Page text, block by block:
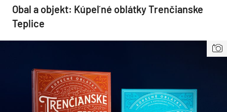
Obal a objekt: Kúpeľné oblátky Trenčianske
Teplice